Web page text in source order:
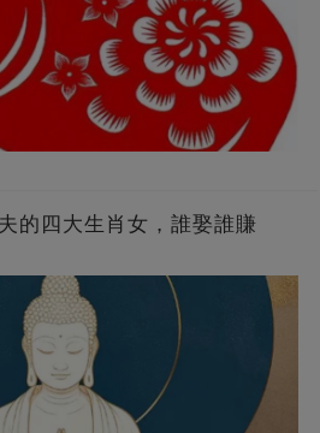
的四大生肖女，誰娶誰賺